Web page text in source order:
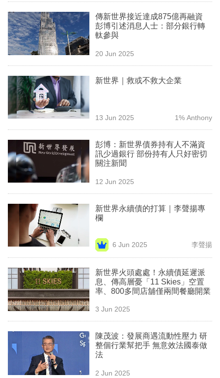
時
事
欄
訂
閱
區
傳新世界接近達成875億再融資
彭博引述消息人士：部分銀行轉
軚參與
20 Jun 2025
新世界｜救或不救大企業
13 Jun 2025 1% Anthony
彭博：新世界債券持有人不滿資
訊少過銀行 部份持有人只好密切
12 Jun 2025
新世界永續債的打算｜李聲揚專
欄
6 Jun 2025 李聲揚
新世界火頭處處！永續債延遲派
息、傳高層憂「11 Skies」空置
率、800多間店舖僅兩間餐廳開業
3 Jun 2025
陳茂波：發展商遇流動性壓力 研
整個行業幫把手 無意效法國泰做
法
2 Jun 2025